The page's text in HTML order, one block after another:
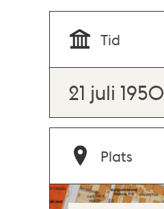
Tid
21 juli 1950
Plats